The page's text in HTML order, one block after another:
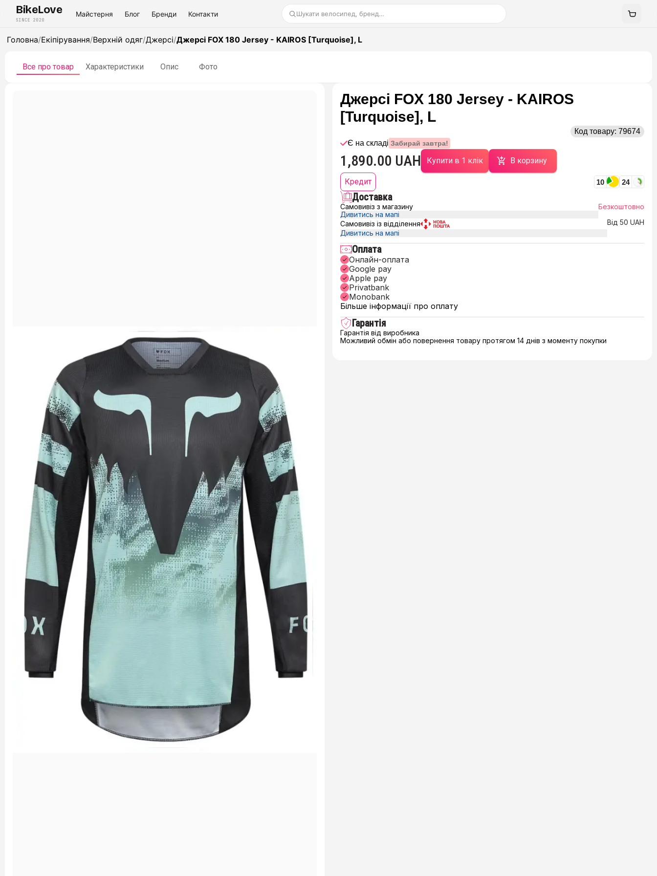
BikeLove
SINCE 2020
Майстерня Блог Бренди Контакти Шукати велосипед, бренд…
Головна/Екіпірування/Верхній одяг/Джерсі/Джерсі FOX 180 Jersey - KAIROS [Turquoise], L
Все про товар Характеристики Опис Фото
Джерсі FOX 180 Jersey - KAIROS
[Turquoise], L
Код товару: 79674
Є на складі Забирай завтра!
1,890.00 UAH Купити в 1 клік В корзину
Кредит 10 24
Доставка
Самовивіз з магазину
Дивитись на мапі
Безкоштовно
Самовивіз із відділення
Дивитись на мапі
Від 50 UAH
Оплата
Онлайн-оплата
Google pay
Apple pay
Privatbank
Monobank
Більше інформації про оплату
Гарантія
Гарантія від виробника
Можливий обмін або повернення товару протягом 14 днів з моменту покупки